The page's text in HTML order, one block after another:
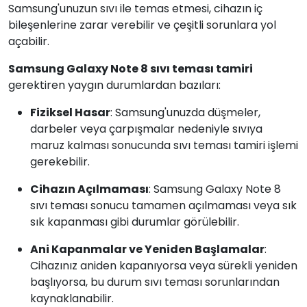
Samsung'unuzun sıvı ile temas etmesi, cihazın iç
bileşenlerine zarar verebilir ve çeşitli sorunlara yol
açabilir.
Samsung Galaxy Note 8 sıvı teması tamiri
gerektiren yaygın durumlardan bazıları:
Fiziksel Hasar: Samsung'unuzda düşmeler,
darbeler veya çarpışmalar nedeniyle sıvıya
maruz kalması sonucunda sıvı teması tamiri işlemi
gerekebilir.
Cihazın Açılmaması: Samsung Galaxy Note 8
sıvı teması sonucu tamamen açılmaması veya sık
sık kapanması gibi durumlar görülebilir.
Ani Kapanmalar ve Yeniden Başlamalar:
Cihazınız aniden kapanıyorsa veya sürekli yeniden
başlıyorsa, bu durum sıvı teması sorunlarından
kaynaklanabilir.